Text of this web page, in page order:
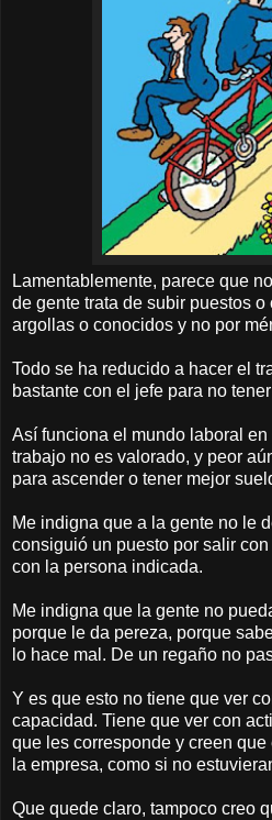
Lamentablemente, parece que
de gente trata de subir puestos
argollas o conocidos y no por
Todo se ha reducido a hacer el
bastante con el jefe para no
Así funciona el mundo laboral
trabajo no es valorado, y peor
para ascender o tener mejor
Me indigna que a la gente no le
consiguió un puesto por salir
con la persona indicada.
Me indigna que la gente no
porque le da pereza, porque
lo hace mal. De un regaño no
Y es que esto no tiene que ver
capacidad. Tiene que ver con
que les corresponde y creen
la empresa, como si no
Que quede claro, tampoco creo